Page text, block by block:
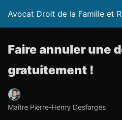
Avocat Droit de la Famille et
Faire annuler une
gratuitement !
Maître Pierre-Henry Desfarges